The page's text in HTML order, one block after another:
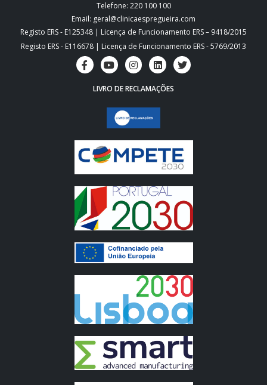
Telefone: 220 100 100
Email: geral@clinicaespregueira.com
Registo ERS - E125348 | Licença de Funcionamento ERS – 9418/2015
Registo ERS - E116678 | Licença de Funcionamento ERS - 5769/2013
LIVRO DE RECLAMAÇÕES